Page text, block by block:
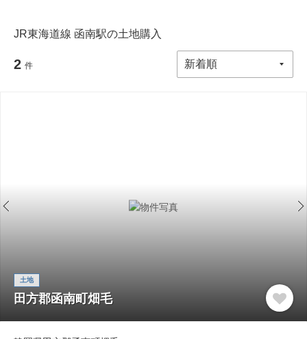
JR東海道線 函南駅の土地購入
2 件
土地
田方郡函南町畑毛